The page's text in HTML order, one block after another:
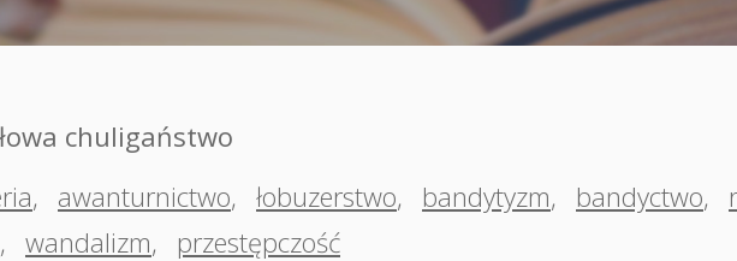
chuligaństwo
, awanturnictwo, łobuzerstwo, bandytyzm, bandyctwo,
, wandalizm, przestępczość